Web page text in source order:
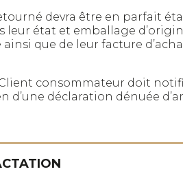
devra être en parfait
état et emballage
que de leur facture
consommateur doit
d’une déclaration dénuée